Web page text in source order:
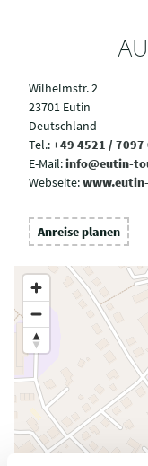
Wilhelmstr. 2
23701 Eutin
Deutschland
Tel.:+49 4521 / 7097
E-Mail:info@eutin-
Webseite:
Anreise planen